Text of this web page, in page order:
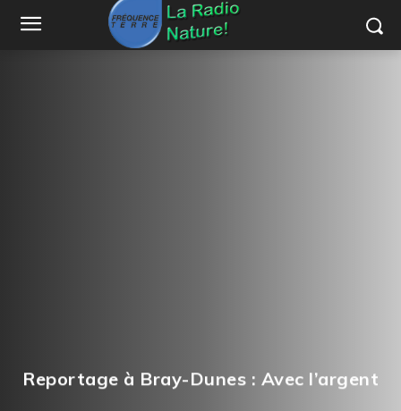
Reportage à Bray-Dunes : Avec l’argent